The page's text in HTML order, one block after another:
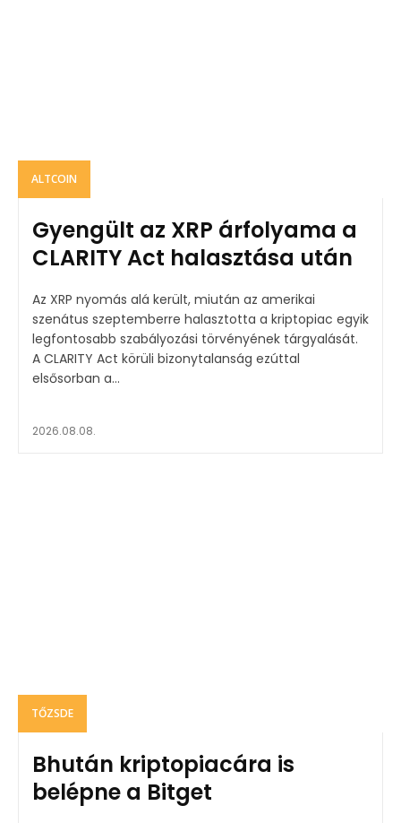
ALTCOIN
Gyengült az XRP árfolyama a
CLARITY Act halasztása után
Az XRP nyomás alá került, miután az amerikai
szenátus szeptemberre halasztotta a kriptopiac egyik
legfontosabb szabályozási törvényének tárgyalását.
A CLARITY Act körüli bizonytalanság ezúttal
elsősorban a...
2026.08.08.
TŐZSDE
Bhután kriptopiacára is
belépne a Bitget